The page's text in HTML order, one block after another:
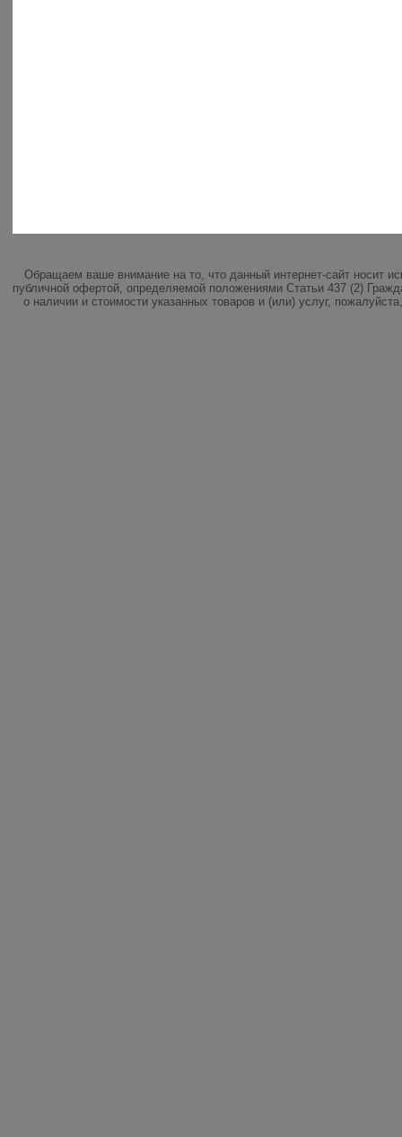
Обращаем ваше внимание на то, что данный интернет-сайт носит
публичной офертой, определяемой положениями Статьи 437 (2)
о наличии и стоимости указанных товаров и (или) услуг,